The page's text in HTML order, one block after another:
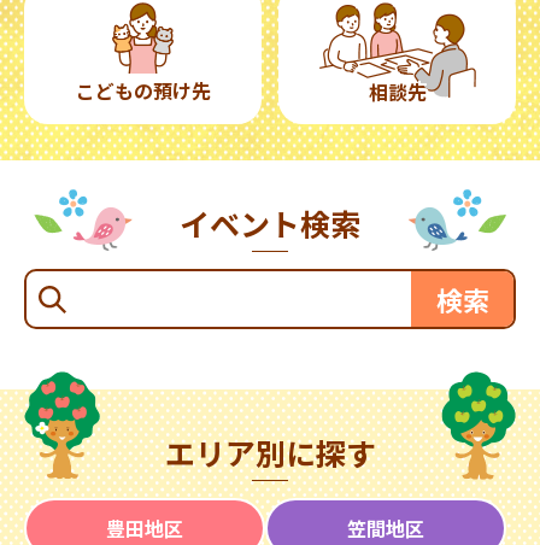
こどもの預け先 相談先
イベント検索
エリア別に探す
豊田地区 笠間地区